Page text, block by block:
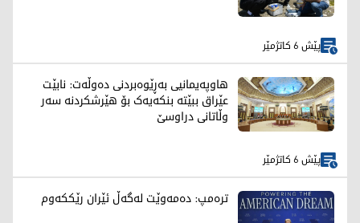
پێش 6 کاتژمێر
هاوپەیمانیی بەڕێوەبردنی دەوڵەت: نابێت
عێراق ببێتە بنکەیەک بۆ هێرشکردنە سەر
وڵاتانی دراوسێ
پێش 6 کاتژمێر
ترەمپ: دەمەوێت لەگەڵ ئێران رێککەوم